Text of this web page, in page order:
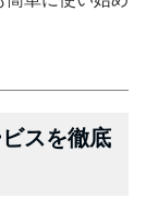
スを徹底